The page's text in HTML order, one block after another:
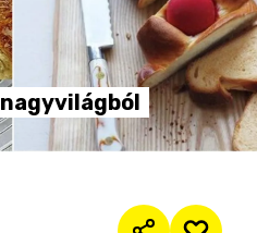
nagyvilágból